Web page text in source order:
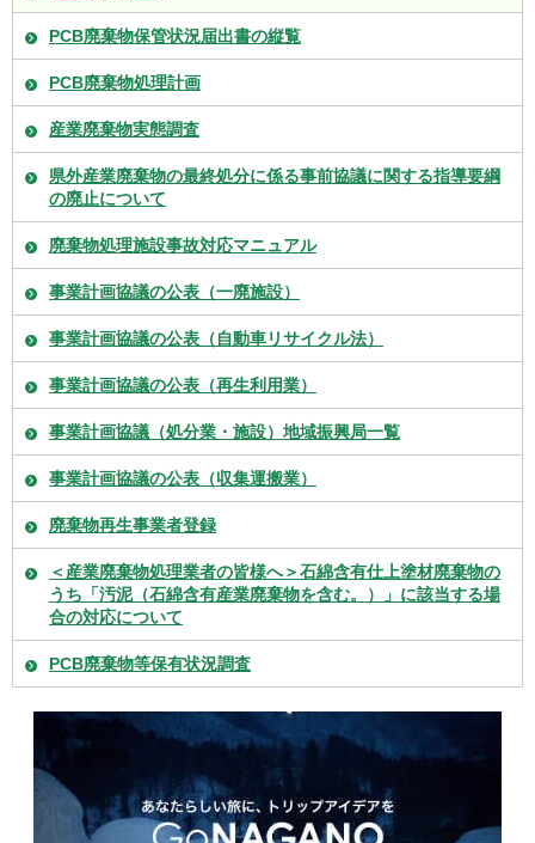
PCB廃棄物保管状況届出書の縦覧
PCB廃棄物処理計画
産業廃棄物実態調査
県外産業廃棄物の最終処分に係る事前協議に関する指導要綱
の廃止について
廃棄物処理施設事故対応マニュアル
事業計画協議の公表（一廃施設）
事業計画協議の公表（自動車リサイクル法）
事業計画協議の公表（再生利用業）
事業計画協議（処分業・施設）地域振興局一覧
事業計画協議の公表（収集運搬業）
廃棄物再生事業者登録
＜産業廃棄物処理業者の皆様へ＞石綿含有仕上塗材廃棄物の
うち「汚泥（石綿含有産業廃棄物を含む。）」に該当する場
合の対応について
PCB廃棄物等保有状況調査